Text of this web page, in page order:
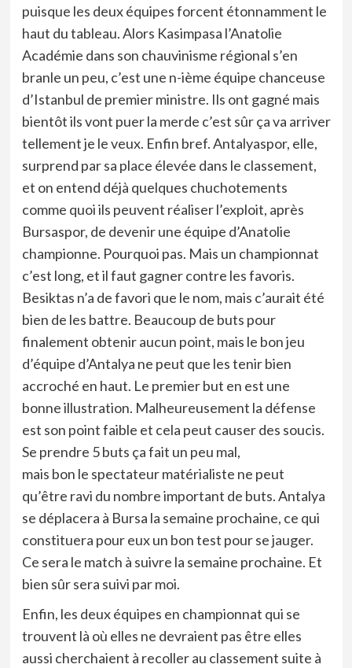
puisque les deux équipes forcent étonnamment le
haut du tableau. Alors Kasimpasa l’Anatolie
Académie dans son chauvinisme régional s’en
branle un peu, c’est une n-ième équipe chanceuse
d’Istanbul de premier ministre. Ils ont gagné mais
bientôt ils vont puer la merde c’est sûr ça va arriver
tellement je le veux. Enfin bref. Antalyaspor, elle,
surprend par sa place élevée dans le classement,
et on entend déjà quelques chuchotements
comme quoi ils peuvent réaliser l’exploit, après
Bursaspor, de devenir une équipe d’Anatolie
championne. Pourquoi pas. Mais un championnat
c’est long, et il faut gagner contre les favoris.
Besiktas n’a de favori que le nom, mais c’aurait été
bien de les battre. Beaucoup de buts pour
finalement obtenir aucun point, mais le bon jeu
d’équipe d’Antalya ne peut que les tenir bien
accroché en haut. Le premier but en est une
bonne illustration. Malheureusement la défense
est son point faible et cela peut causer des soucis.
Se prendre 5 buts ça fait un peu mal,
mais bon le spectateur matérialiste ne peut
qu’être ravi du nombre important de buts. Antalya
se déplacera à Bursa la semaine prochaine, ce qui
constituera pour eux un bon test pour se jauger.
Ce sera le match à suivre la semaine prochaine. Et
bien sûr sera suivi par moi.
Enfin, les deux équipes en championnat qui se
trouvent là où elles ne devraient pas être elles
aussi cherchaient à recoller au classement suite à